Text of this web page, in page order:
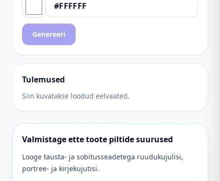
Genereeri
Tulemused
Siin kuvatakse loodud eelvaated.
Valmistage ette toote piltide suurused
Looge tausta- ja sobitusseadetega ruudukujulisi,
portree- ja kirjekujutisi.